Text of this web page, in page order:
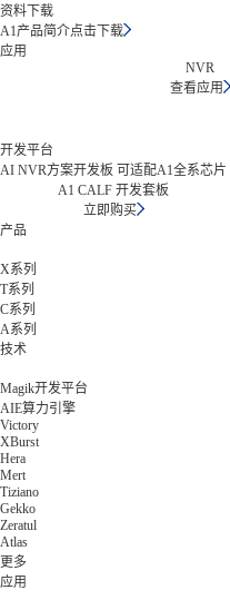
资料下载
A1产品简介点击下载
应用
NVR
查看应用
开发平台
AI NVR方案开发板 可适配A1全系芯片
A1 CALF 开发套板
立即购买
产品
X系列
T系列
C系列
A系列
技术
Magik开发平台
AIE算力引擎
Victory
XBurst
Hera
Mert
Tiziano
Gekko
Zeratul
Atlas
更多
应用